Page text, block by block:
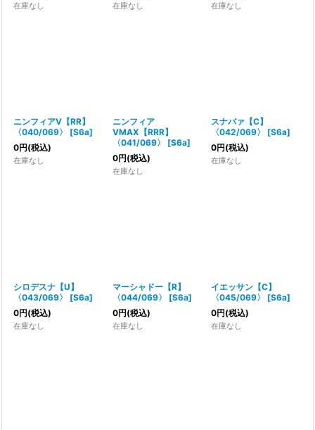
在庫なし 在庫なし 在庫なし
ニンフィアV【RR】
〈040/069〉
[S6a]
0円(税込)
在庫なし
ニンフィア
VMAX【RRR】
〈041/069〉
[S6a]
0円(税込)
在庫なし
スナバァ【C】
〈042/069〉
[S6a]
0円(税込)
在庫なし
シロデスナ【U】
〈043/069〉
[S6a]
0円(税込)
在庫なし
マーシャドー【R】
〈044/069〉
[S6a]
0円(税込)
在庫なし
イエッサン【C】
〈045/069〉
[S6a]
0円(税込)
在庫なし